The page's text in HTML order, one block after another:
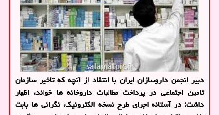
دبیر انجمن داروسازان ایران با انتقاد از آنچه که تاخیر سازمان
تامین اجتماعی در پرداخت مطالبات داروخانه ها خواند، اظهار
داشت: در آستانه اجرای طرح نسخه الکترونیک، نگرانی ها بابت